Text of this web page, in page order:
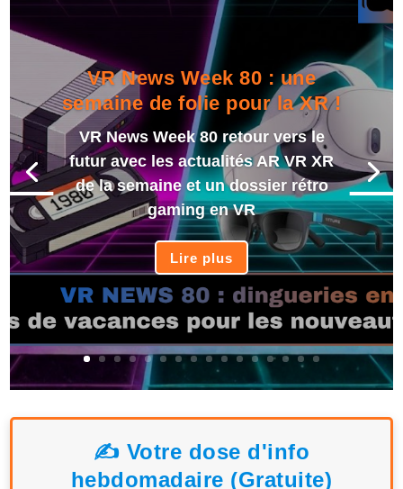
VR News Week 80 : une
semaine de folie pour la XR !
VR News Week 80 retour vers le
futur avec les actualités AR VR XR
de la semaine et un dossier rétro
gaming en VR
Lire plus
✍️ Votre dose d'info
hebdomadaire (Gratuite)